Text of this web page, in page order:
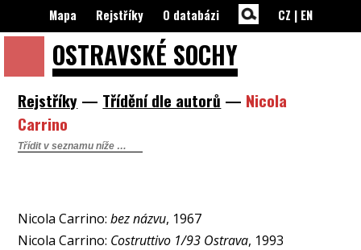
OSTRAVSKÉ SOCHY
Mapa Rejstříky O databázi CZ | EN
Rejstříky — Třídění dle autorů — Nicola
Carrino
Nicola Carrino:bez názvu, 1967
Nicola Carrino: Costruttivo 1/93 Ostrava, 1993